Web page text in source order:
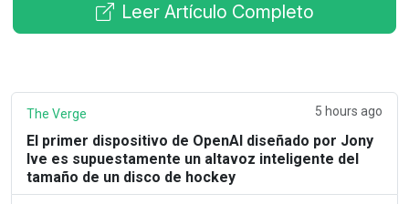
Leer Artículo Completo
The Verge 5 hours ago
El primer dispositivo de OpenAI diseñado por Jony
Ive es supuestamente un altavoz inteligente del
tamaño de un disco de hockey